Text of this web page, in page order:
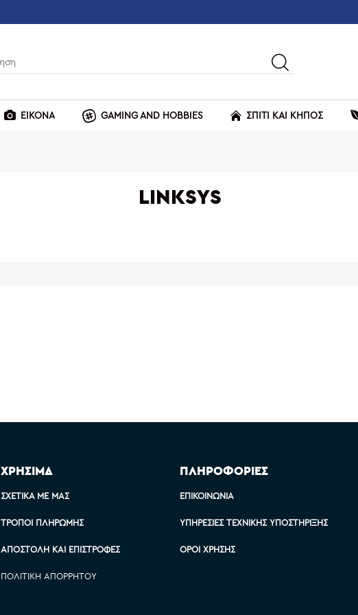
ΕΙΚΟΝΑ GAMING AND HOBBIES ΣΠΙΤΙ ΚΑΙ ΚΗΠΟΣ
LINKSYS
ΧΡΗΣΙΜΑ
ΣΧΕΤΙΚΆ ΜΕ ΜΑΣ
ΤΡΌΠΟΙ ΠΛΗΡΩΜΉΣ
ΑΠΟΣΤΟΛΉ ΚΑΙ ΕΠΙΣΤΡΟΦΈΣ
ΠΟΛΙΤΙΚΉ ΑΠΟΡΡΉΤΟΥ
ΠΛΗΡΟΦΟΡΙΕΣ
ΕΠΙΚΟΙΝΩΝΊΑ
ΥΠΗΡΕΣΊΕΣ ΤΕΧΝΙΚΉΣ ΥΠΟΣΤΉΡΙΞΗΣ
ΌΡΟΙ ΧΡΉΣΗΣ